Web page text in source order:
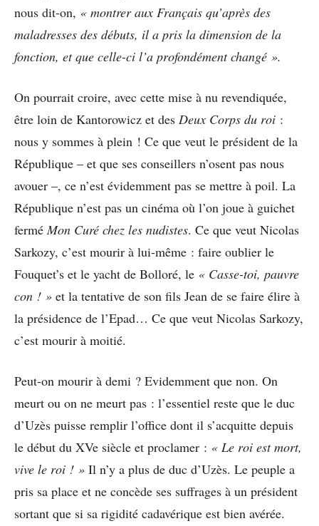
nous dit-on, « montrer aux Français qu’après des
maladresses des débuts, il a pris la dimension de la
fonction, et que celle-ci l’a profondément changé ».
On pourrait croire, avec cette mise à nu revendiquée,
être loin de Kantorowicz et des Deux Corps du roi :
nous y sommes à plein ! Ce que veut le président de la
République – et que ses conseillers n’osent pas nous
avouer –, ce n’est évidemment pas se mettre à poil. La
République n’est pas un cinéma où l’on joue à guichet
ferméMon Curé chez les nudistes. Ce que veut Nicolas
Sarkozy, c’est mourir à lui-même : faire oublier le
Fouquet’s et le yacht de Bolloré, le « Casse-toi, pauvre
con ! » et la tentative de son fils Jean de se faire élire à
la présidence de l’Epad… Ce que veut Nicolas Sarkozy,
c’est mourir à moitié.
Peut-on mourir à demi ? Evidemment que non. On
meurt ou on ne meurt pas : l’essentiel reste que le duc
d’Uzès puisse remplir l’office dont il s’acquitte depuis
le début du XVe siècle et proclamer : « Le roi est mort,
vive le roi ! » Il n’y a plus de duc d’Uzès. Le peuple a
pris sa place et ne concède ses suffrages à un président
sortant que si sa rigidité cadavérique est bien avérée.